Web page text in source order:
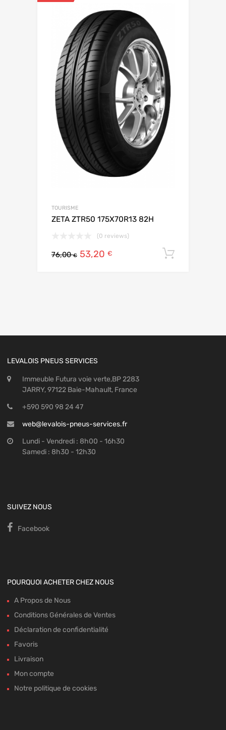
TOURISME
ZETA ZTR50 175X70R13 82H
(0 reviews)
76,00€ 53,20 €
LEVALOIS PNEUS SERVICES
Immeuble Futura voie verte,BP 2283
JARRY, 97122 Baie-Mahault, France
+590 590 98 24 47
web@levalois-pneus-services.fr
Lundi - Vendredi : 8h00 - 16h30
Samedi : 8h30 - 12h30
SUIVEZ NOUS
Facebook
POURQUOI ACHETER CHEZ NOUS
A Propos de Nous
Conditions Générales de Ventes
Déclaration de confidentialité
Favoris
Livraison
Mon compte
Notre politique de cookies